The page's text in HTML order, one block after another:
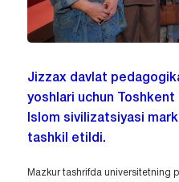
Jizzax davlat
yoshlari uchun Toshkent
Islom sivilizatsiyasi
tashkil etildi.
Mazkur tashrifda universitetning